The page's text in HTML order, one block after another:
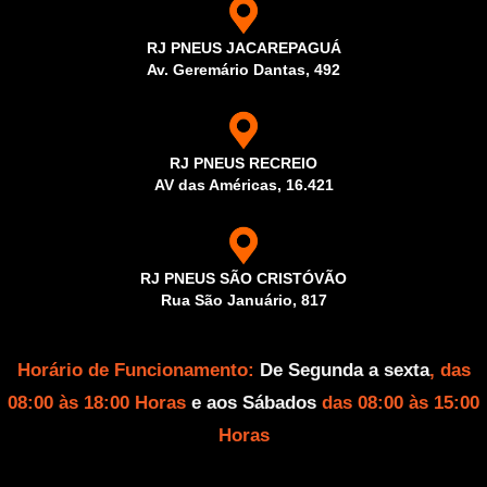
RJ PNEUS JACAREPAGUÁ
Av. Geremário Dantas, 492
RJ PNEUS RECREIO
AV das Américas, 16.421
RJ PNEUS SÃO CRISTÓVÃO
Rua São Januário, 817
Horário de Funcionamento: De Segunda a sexta, das
08:00 às 18:00 Horas e aos Sábados das 08:00 às 15:00
Horas